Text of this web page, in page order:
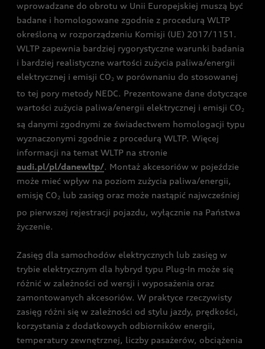
wprowadzane do obrotu w Unii Europejskiej muszą być
badane i homologowane zgodnie z procedurą WLTP
określoną w rozporządzeniu Komisji (UE) 2017/1151.
WLTP zapewnia bardziej rygorystyczne warunki badania
i bardziej realistyczne wartości zużycia paliwa/energii
elektrycznej i emisji CO2 w porównaniu do stosowanej
to tej pory metody NEDC. Prezentowane dane dotyczące
wartości zużycia paliwa/energii elektrycznej i emisji CO2
są danymi zgodnymi ze świadectwem homologacji typu
wyznaczonymi zgodnie z procedurą WLTP. Więcej
informacji na temat WLTP na stronie
audi.pl/pl/danewltp/. Montaż akcesoriów w pojeździe
może mieć wpływ na poziom zużycia paliwa/energii,
emisję CO2 lub zasięg oraz może nastąpić najwcześniej
po pierwszej rejestracji pojazdu, wyłącznie na Państwa
życzenie.
Zasięg dla samochodów elektrycznych lub zasięg w
trybie elektrycznym dla hybryd typu Plug-In może się
różnić w zależności od wersji i wyposażenia oraz
zamontowanych akcesoriów. W praktyce rzeczywisty
zasięg różni się w zależności od stylu jazdy, prędkości,
korzystania z dodatkowych odbiorników energii,
temperatury zewnętrznej, liczby pasażerów, obciążenia